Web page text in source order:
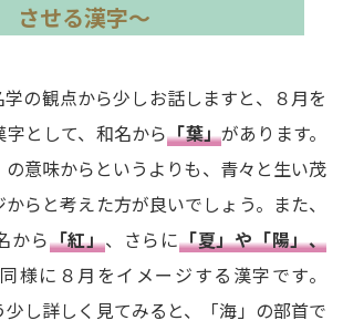
させる漢字～
の観点から少しお話しますと、８月を
として、和名から「葉」があります。
の意味からというよりも、青々と生い茂
らと考えた方が良いでしょう。また、
から「紅」、さらに「夏」や「陽」、
様に８月をイメージする漢字です。
少し詳しく見てみると、「海」の部首で